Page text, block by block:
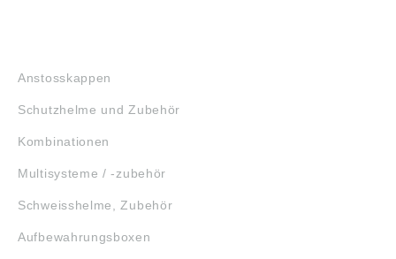
Anstosskappen
Schutzhelme und Zubehör
Kombinationen
Multisysteme / -zubehör
Schweisshelme, Zubehör
Aufbewahrungsboxen